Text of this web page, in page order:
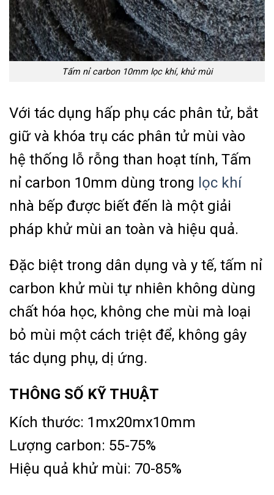
Tấm nỉ carbon 10mm lọc khí, khử mùi
Với tác dụng hấp phụ các phân tử, bắt
giữ và khóa trụ các phân tử mùi vào
hệ thống lỗ rỗng than hoạt tính, Tấm
nỉ carbon 10mm dùng trong lọc khí
nhà bếp được biết đến là một giải
pháp khử mùi an toàn và hiệu quả.
Đặc biệt trong dân dụng và y tế, tấm nỉ
carbon khử mùi tự nhiên không dùng
chất hóa học, không che mùi mà loại
bỏ mùi một cách triệt để, không gây
tác dụng phụ, dị ứng.
THÔNG SỐ KỸ THUẬT
Kích thước: 1mx20mx10mm
Lượng carbon: 55-75%
Hiệu quả khử mùi: 70-85%